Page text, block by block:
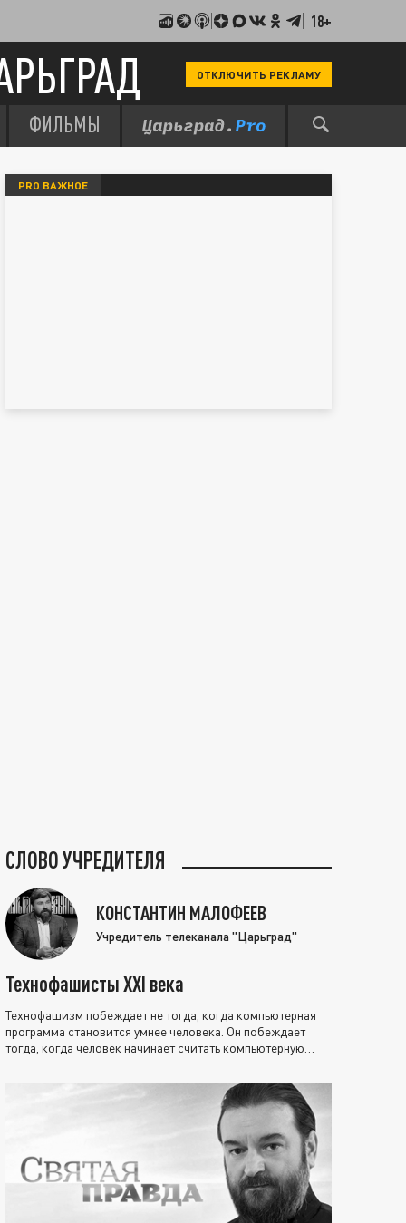
18+
ОТКЛЮЧИТЬ РЕКЛАМУ
ФИЛЬМЫ
PRO ВАЖНОЕ
СЛОВО УЧРЕДИТЕЛЯ
КОНСТАНТИН МАЛОФЕЕВ
Учредитель телеканала "Царьград"
Технофашисты XXI века
Технофашизм побеждает не тогда, когда компьютерная
программа становится умнее человека. Он побеждает
тогда, когда человек начинает считать компьютерную